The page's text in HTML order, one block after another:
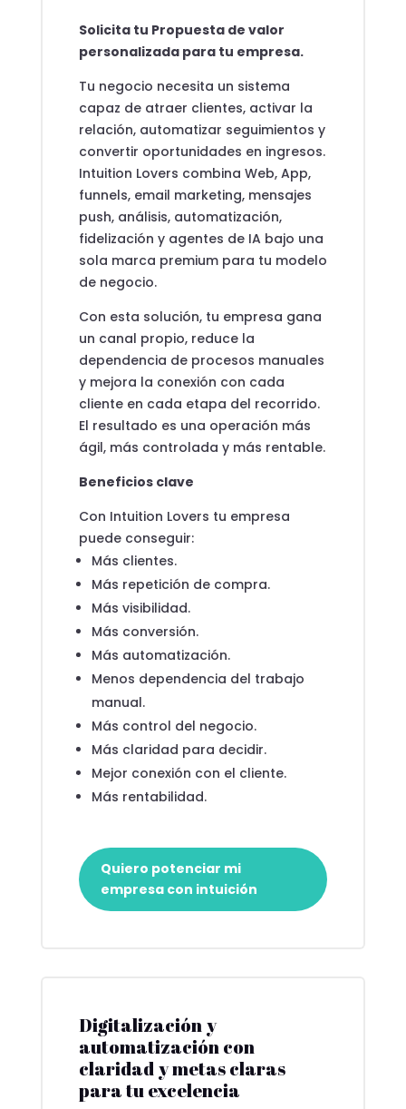
Solicita tu Propuesta de valor
personalizada para tu empresa.
Tu negocio necesita un sistema
capaz de atraer clientes, activar la
relación, automatizar seguimientos y
convertir oportunidades en ingresos.
Intuition Lovers combina Web, App,
funnels, email marketing, mensajes
push, análisis, automatización,
fidelización y agentes de IA bajo una
sola marca premium para tu modelo
de negocio.
Con esta solución, tu empresa gana
un canal propio, reduce la
dependencia de procesos manuales
y mejora la conexión con cada
cliente en cada etapa del recorrido.
El resultado es una operación más
ágil, más controlada y más rentable.
Beneficios clave
Con Intuition Lovers tu empresa
puede conseguir:
Más clientes.
Más repetición de compra.
Más visibilidad.
Más conversión.
Más automatización.
Menos dependencia del trabajo
manual.
Más control del negocio.
Más claridad para decidir.
Mejor conexión con el cliente.
Más rentabilidad.
Quiero potenciar mi
empresa con intuición
Digitalización y
automatización con
claridad y metas claras
para tu excelencia